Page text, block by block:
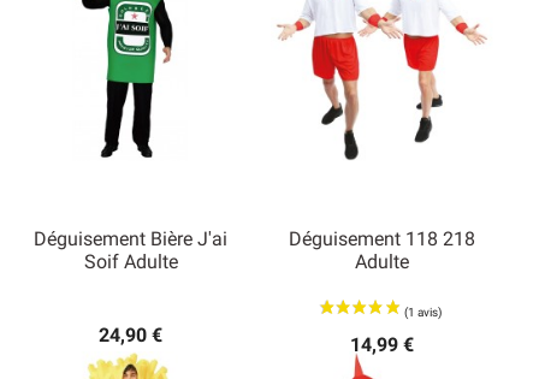
Déguisement Bière J'ai
Soif Adulte
24,90 €
Déguisement 118 218
Adulte
14,99 €